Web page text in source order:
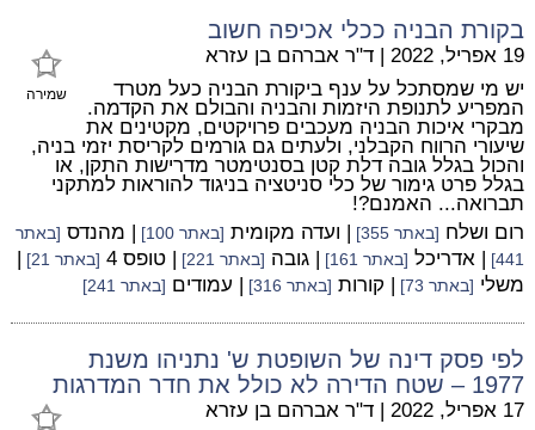
בקורת הבניה ככלי אכיפה חשוב
שמירה
19 אפריל, 2022 | ד"ר אברהם בן עזרא
יש מי שמסתכל על ענף ביקורת הבניה כעל מטרד
המפריע לתנופת היזמות והבניה והבולם את הקדמה.
מבקרי איכות הבניה מעכבים פרויקטים, מקטינים את
שיעורי הרווח הקבלני, ולעתים גם גורמים לקריסת יזמי בניה,
והכול בגלל גובה דלת קטן בסנטימטר מדרישות התקן, או
בגלל פרט גימור של כלי סניטציה בניגוד להוראות למתקני
תברואה... האמנם?!
רום ושלח [באתר 355] | ועדה מקומית [באתר 100] | מהנדס [באתר
441]
| אדריכל [באתר 161] | גובה [באתר 221] | טופס 4 [באתר 21]
|
משלי [באתר 73] | קורות [באתר 316] | עמודים [באתר 241]
לפי פסק דינה של השופטת ש' נתניהו משנת
1977 – שטח הדירה לא כולל את חדר המדרגות
17 אפריל, 2022 | ד"ר אברהם בן עזרא